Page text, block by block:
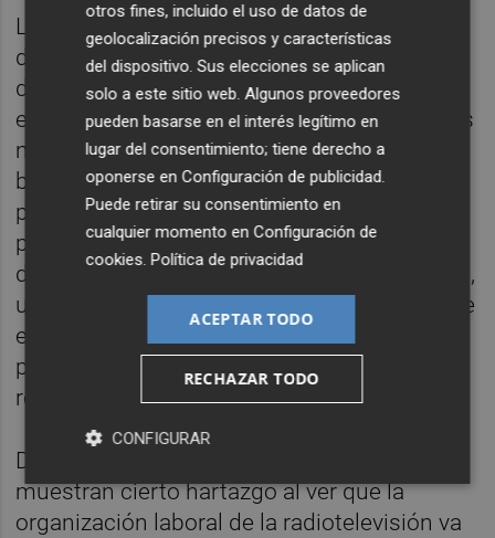
Las dos propuestas de Relación de Puestos
de Trabajo remitidas por À Punt sería
desfavorables sin matices, como sí ocurrió
en 2019, cuando Sector Público pidió ciertas
modificaciones para finalmente dar el visto
bueno a este documento de obligada
presentación para todas las empresas
públicas. Además, como anécdota, los dos
documentos se habrían recibido el 1 de abril,
un día después del límite legal que establece
el último día de marzo como fecha límite
para que todas las empresas públicas
remitan su propuesta.
Desde el Comité de Empresa de À Punt
muestran cierto hartazgo al ver que la
organización laboral de la radiotelevisión va
otros fines, incluido el uso de datos de
geolocalización precisos y características
del dispositivo. Sus elecciones se aplican
solo a este sitio web. Algunos proveedores
pueden basarse en el interés legítimo en
lugar del consentimiento; tiene derecho a
oponerse enConfiguración de publicidad.
Puede retirar su consentimiento en
cualquier momento enConfiguración de
cookies.Política de privacidad
ACEPTAR TODO
RECHAZAR TODO
CONFIGURAR